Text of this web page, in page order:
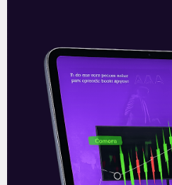
* Este conteúdo faz
diário: ‘E Eu Com
de analistas da
e análises que